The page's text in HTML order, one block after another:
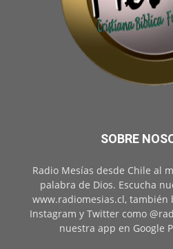
SOBRE
Radio Mesías desde Chile al
palabra de Dios. Escucha
www.radiomesias.cl, también
Instagram y Twitter como
nuestra app en Google